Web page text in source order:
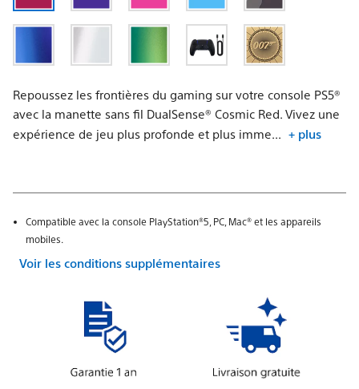
Repoussez les frontières du gaming sur votre console PS5®
avec la manette sans fil DualSense® Cosmic Red. Vivez une
expérience de jeu plus profonde et plus imme... + plus
Compatible avec la console PlayStation®5, PC, Mac® et les appareils
mobiles.
Voir les conditions supplémentaires